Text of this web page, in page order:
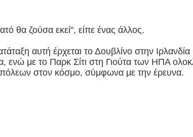
θα ζούσα εκεί", είπε ένας άλλος.
αυτή έρχεται το Δουβλίνο στην
ενώ με το Παρκ Σίτι στη Γιούτα των ΗΠΑ
πόλεων στον κόσμο, σύμφωνα με την έρευνα.